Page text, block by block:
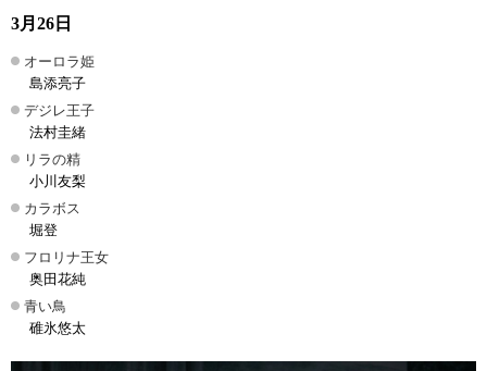
3月26日
オーロラ姫
島添亮子
デジレ王子
法村圭緒
リラの精
小川友梨
カラボス
堀登
フロリナ王女
奥田花純
青い鳥
碓氷悠太